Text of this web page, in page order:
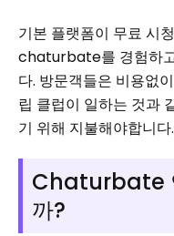
기본 플랫폼이 무료 시
chaturbate를 경험하
다. 방문객들은 비용없
립 클럽이 일하는 것과
기 위해 지불해야합니다.
Chaturbate
까?